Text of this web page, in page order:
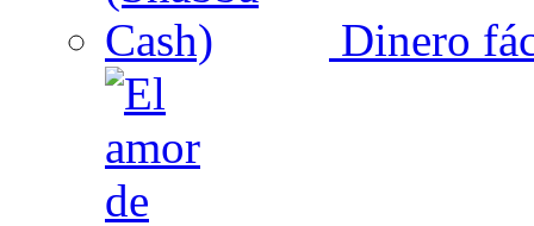
Dinero